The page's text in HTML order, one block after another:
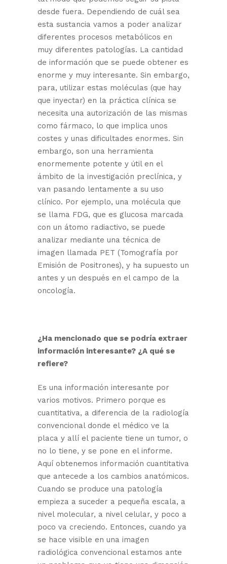
desde fuera. Dependiendo de cuál sea
esta sustancia vamos a poder analizar
diferentes procesos metabólicos en
muy diferentes patologías. La cantidad
de información que se puede obtener es
enorme y muy interesante. Sin embargo,
para, utilizar estas moléculas (que hay
que inyectar) en la práctica clínica se
necesita una autorización de las mismas
como fármaco, lo que implica unos
costes y unas dificultades enormes. Sin
embargo, son una herramienta
enormemente potente y útil en el
ámbito de la investigación preclínica, y
van pasando lentamente a su uso
clínico. Por ejemplo, una molécula que
se llama FDG, que es glucosa marcada
con un átomo radiactivo, se puede
analizar mediante una técnica de
imagen llamada PET (Tomografía por
Emisión de Positrones), y ha supuesto un
antes y un después en el campo de la
oncología.
¿Ha mencionado que se podría extraer
información interesante? ¿A qué se
refiere?
Es una información interesante por
varios motivos. Primero porque es
cuantitativa, a diferencia de la radiología
convencional donde el médico ve la
placa y allí el paciente tiene un tumor, o
no lo tiene, y se pone en el informe.
Aquí obtenemos información cuantitativa
que antecede a los cambios anatómicos.
Cuando se produce una patología
empieza a suceder a pequeña escala, a
nivel molecular, a nivel celular, y poco a
poco va creciendo. Entonces, cuando ya
se hace visible en una imagen
radiológica convencional estamos ante